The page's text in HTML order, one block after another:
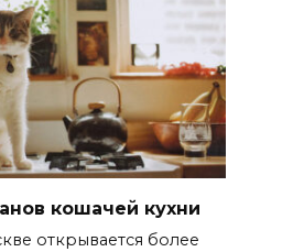
кошачей кухни
открывается более